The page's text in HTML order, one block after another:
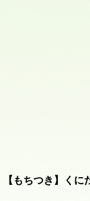
【もちつき】く